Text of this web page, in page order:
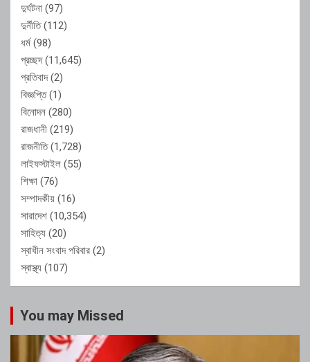
দুর্ঘটনা (97)
দুর্নীতি(112)
ধর্ম(98)
প্রচ্ছদ(11,645)
প্রতিবাদ(2)
বিজ্ঞপ্তি(1)
বিনোদন (280)
রাজধানী (219)
রাজনীতি(1,728)
লাইফস্টাইল (55)
শিক্ষা (76)
সম্পাদকীয় (16)
সারাদেশ (10,354)
সাহিত্য (20)
স্বাধীন সংবাদ পরিবার (2)
স্বাস্থ্য (107)
You may Missed